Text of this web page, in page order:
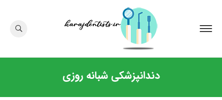
دندانپزشکی شبانه روزی